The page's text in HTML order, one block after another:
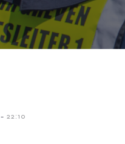
- 22:10